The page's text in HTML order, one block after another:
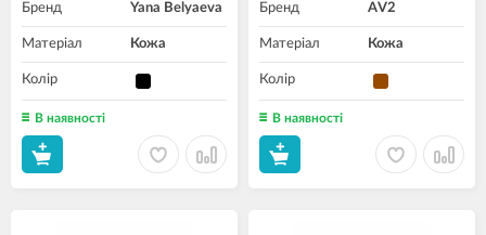
Бренд Yana Belyaeva
Матеріал Кожа
Колір
В наявності
Бренд AV2
Матеріал Кожа
Колір
В наявності